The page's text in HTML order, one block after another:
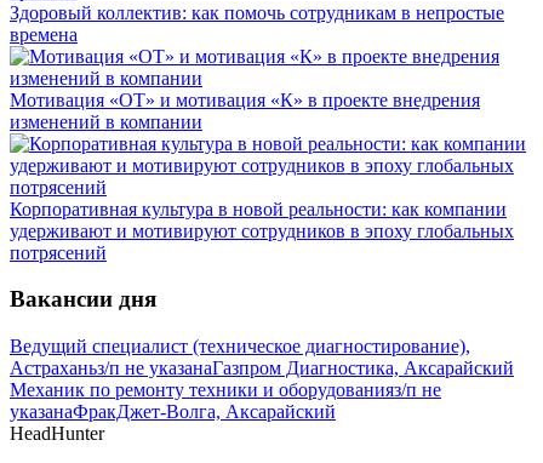
Здоровый коллектив: как помочь сотрудникам в непростые
времена
Мотивация «ОТ» и мотивация «К» в проекте внедрения
изменений в компании
Корпоративная культура в новой реальности: как компании
удерживают и мотивируют сотрудников в эпоху глобальных
потрясений
Вакансии дня
Ведущий специалист (техническое диагностирование),
Астраханьз/п не указанаГазпром Диагностика, Аксарайский
Механик по ремонту техники и оборудованияз/п не
указанаФракДжет-Волга, Аксарайский
HeadHunter